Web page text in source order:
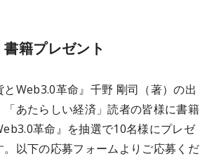
籍プレゼント
Web3.0革命』千野 剛司（著）の出
「あたらしい経済」読者の皆様に書籍
革命』を抽選で10名様にプレゼ
。以下の応募フォームよりご応募くだ